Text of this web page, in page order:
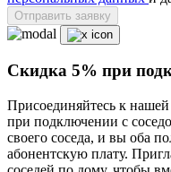
Отправить заявку
Скидка 5% при
Присоединяйтесь к
при подключении с
своего соседа, и вы оба
абонентскую плату.